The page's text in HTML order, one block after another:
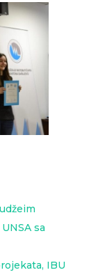
sa
IBU